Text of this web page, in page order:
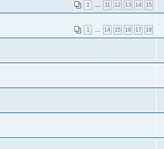
1 ... 11 12 13 14 15
1 ... 14 15 16 17 18